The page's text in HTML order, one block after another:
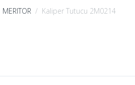
MERITOR Kaliper Tutucu 2M0214